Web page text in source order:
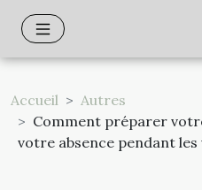
Accueil
Autres
Comment préparer
votre absence pendant les